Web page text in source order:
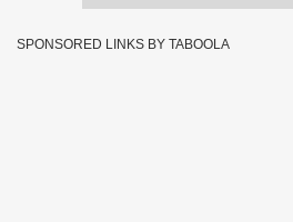
SPONSORED LINKS BY TABOOLA